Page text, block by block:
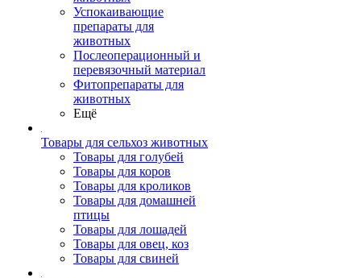
Успокаивающие
препараты для
животных
Послеоперационный и
перевязочный материал
Фитопрепараты для
животных
Ещё
Товары для сельхоз животных
Товары для голубей
Товары для коров
Товары для кроликов
Товары для домашней
птицы
Товары для лошадей
Товары для овец, коз
Товары для свиней